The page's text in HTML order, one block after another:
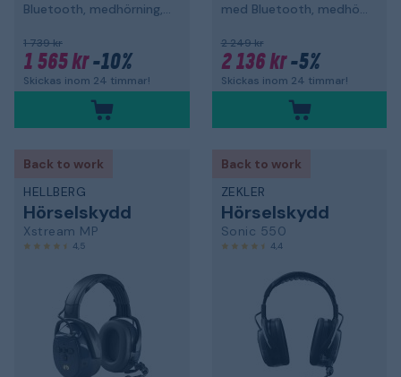
Bluetooth, medhörning, hjässbygel
1 739 kr
1 565 kr-10%
Skickas inom 24 timmar!
med Bluetooth, medhörning och hjälmfäste
2 249 kr
2 136 kr-5%
Skickas inom 24 timmar!
Back to work
HELLBERG
Hörselskydd
Xstream MP
4,5
Back to work
ZEKLER
Hörselskydd
Sonic 550
4,4